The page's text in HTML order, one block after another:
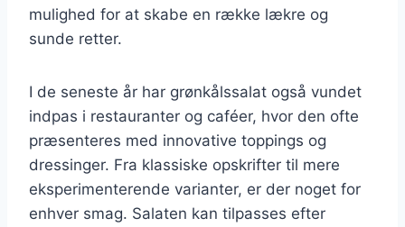
mulighed for at skabe en række lækre og
sunde retter.
I de seneste år har grønkålssalat også vundet
indpas i restauranter og caféer, hvor den ofte
præsenteres med innovative toppings og
dressinger. Fra klassiske opskrifter til mere
eksperimenterende varianter, er der noget for
enhver smag. Salaten kan tilpasses efter